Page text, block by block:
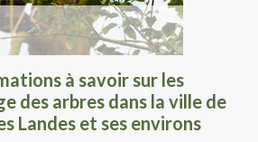
à savoir sur les
des arbres dans la ville de
Landes et ses environs